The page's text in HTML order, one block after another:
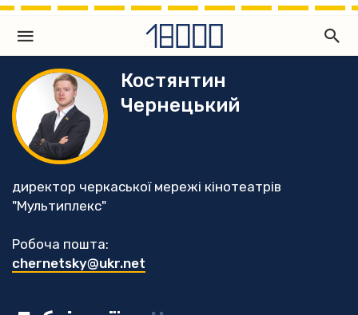
Костянтин
Чернецький
директор черкаської мережі кінотеатрів
"Мультиплекс"
Робоча пошта:
chernetsky@ukr.net